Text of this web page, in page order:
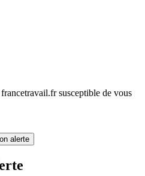
susceptible de vous
alerte